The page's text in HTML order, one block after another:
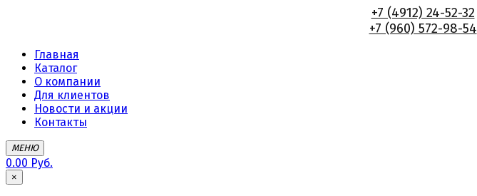
+7 (4912) 24-52-32
+7 (960) 572-98-54
Главная
Каталог
О компании
Для клиентов
Новости и акции
Контакты
МЕНЮ
0.00 Руб.
×